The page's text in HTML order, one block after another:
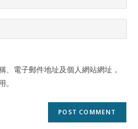
、電子郵件地址及個人網站網址，